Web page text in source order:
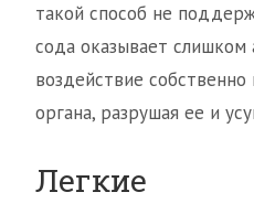
такой способ не
сода оказывает слишком
воздействие
органа, разрушая ее и
Легкие